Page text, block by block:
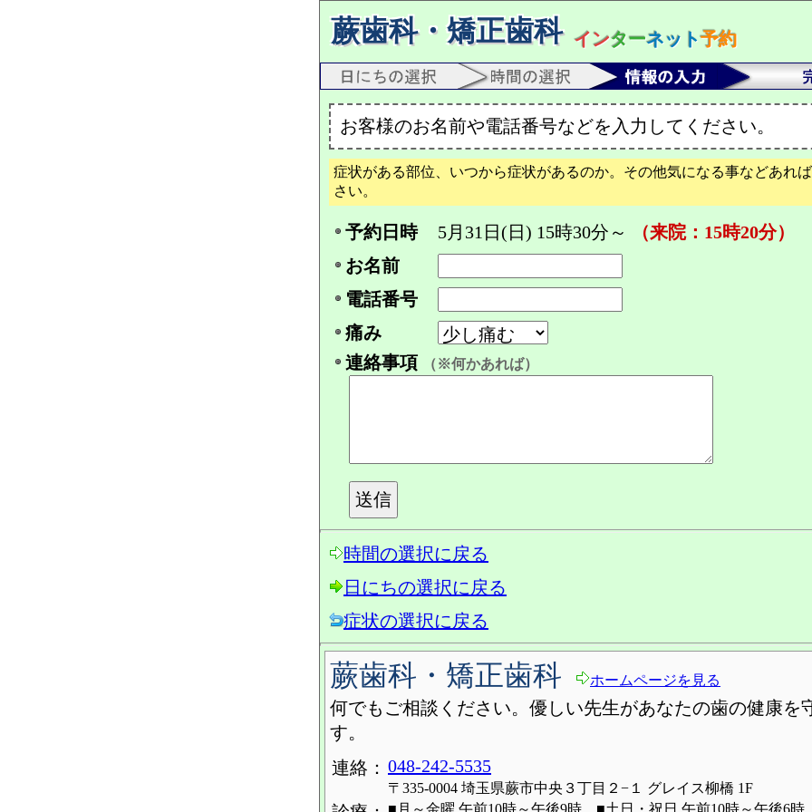
蕨歯科・矯正歯科 インターネット予約
お客様のお名前や電話番号などを入力してください。
症状がある部位、いつから症状があるのか。その他気になる事などあれ
さい。
予約日時 5月31日(日) 15時30分～
（来院：15時20分）
お名前
電話番号
痛み
連絡事項
（※何かあれば）
時間の選択に戻る
日にちの選択に戻る
症状の選択に戻る
蕨歯科・矯正歯科 ホームページを見る
何でもご相談ください。優しい先生があなたの歯の健康を
す。
連絡： 048-242-5535
〒335-0004 埼玉県蕨市中央３丁目２−１ グレイス柳橋 1F
■月～金曜 午前10時～午後9時 ■土日・祝日 午前10時～午後6時